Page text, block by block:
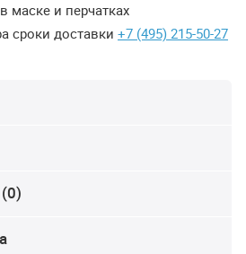
маске и перчатках
сроки доставки +7 (495) 215-50-27